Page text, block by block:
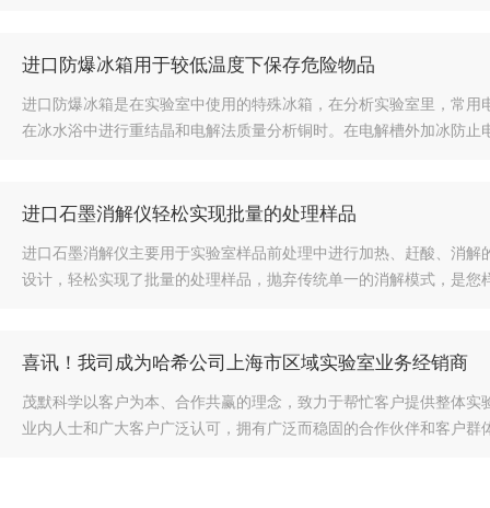
进口防爆冰箱用于较低温度下保存危险物品
进口防爆冰箱是在实验室中使用的特殊冰箱，在分析实验室里，常
在冰水浴中进行重结晶和电解法质量分析铜时。在电解槽外加冰防
进口石墨消解仪轻松实现批量的处理样品
进口石墨消解仪主要用于实验室样品前处理中进行加热、赶酸、消
设计，轻松实现了批量的处理样品，抛弃传统单一的消解模式，是
喜讯！我司成为哈希公司上海市区域实验室业务经销商
茂默科学以客户为本、合作共赢的理念，致力于帮忙客户提供整体
业内人士和广大客户广泛认可，拥有广泛而稳固的合作伙伴和客户